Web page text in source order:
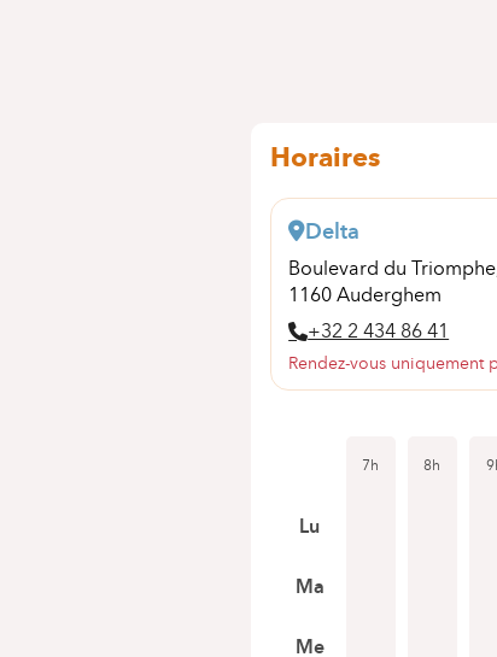
Horaires
Delta
Boulevard du
1160 Auderghem
+32 2 434 86 41
Rendez-vous uniquement
7h 8h
Lu
Ma
Me